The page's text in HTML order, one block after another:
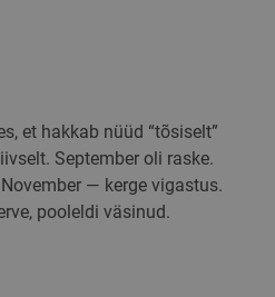
et hakkab nüüd “tõsiselt”
September oli raske.
— kerge vigastus.
pooleldi väsinud.